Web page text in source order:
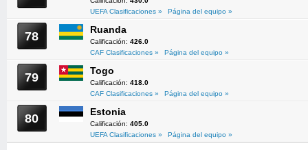
UEFA Clasificaciones »
Página del equipo »
78 Ruanda
Calificación: 426.0
CAF Clasificaciones »
Página del equipo »
79 Togo
Calificación: 418.0
CAF Clasificaciones »
Página del equipo »
80 Estonia
Calificación: 405.0
UEFA Clasificaciones »
Página del equipo »